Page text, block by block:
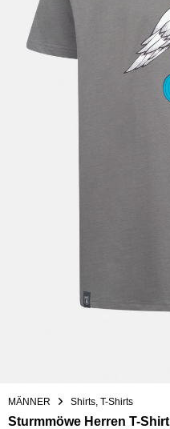
MÄNNER Shirts, T-Shirts
Sturmmöwe Herren T-